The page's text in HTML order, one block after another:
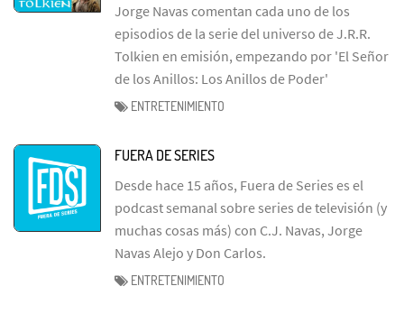
Jorge Navas comentan cada uno de los
episodios de la serie del universo de J.R.R.
Tolkien en emisión, empezando por 'El Señor
de los Anillos: Los Anillos de Poder'
ENTRETENIMIENTO
FUERA DE SERIES
Desde hace 15 años, Fuera de Series es el
podcast semanal sobre series de televisión (y
muchas cosas más) con C.J. Navas, Jorge
Navas Alejo y Don Carlos.
ENTRETENIMIENTO